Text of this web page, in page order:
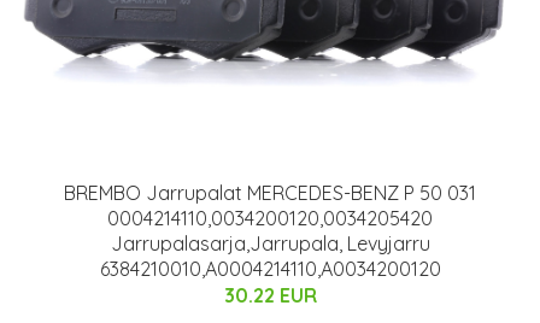
BREMBO Jarrupalat MERCEDES-BENZ P 50 031
0004214110,0034200120,0034205420
Jarrupalasarja,Jarrupala, Levyjarru
6384210010,A0004214110,A0034200120
30.22 EUR